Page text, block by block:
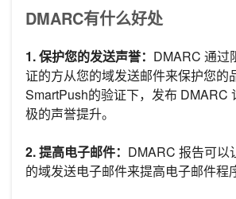
DMARC有什么好处
1. 保护您的发送声誉： DMARC 通过
证的方从您的域发送邮件来保护您的
SmartPush的验证下，发布 DMARC
极的声誉提升。
2. 提高电子邮件： DMARC 报告可以
的域发送电子邮件来提高电子邮件程